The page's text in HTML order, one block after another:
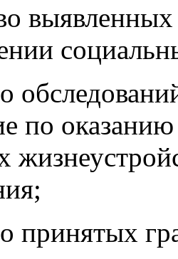
по
принятых